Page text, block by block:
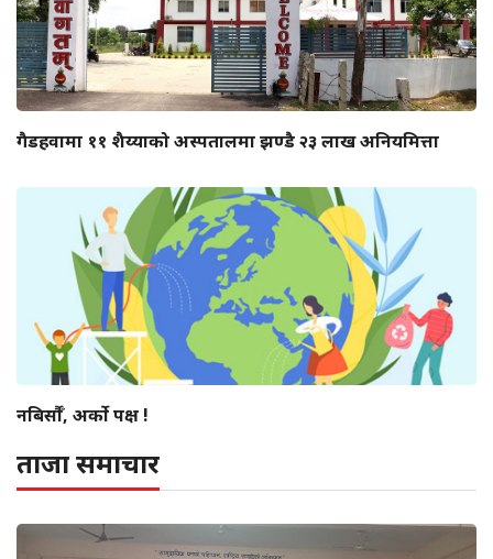
गैडहवामा ११ शैय्याको अस्पतालमा झण्डै २३ लाख अनियमित्ता
नबिर्सौँ, अर्को पक्ष !
ताजा समाचार